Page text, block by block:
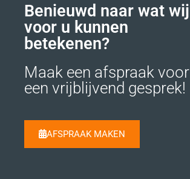
Benieuwd naar wat wij
voor u kunnen
betekenen?
Maak een afspraak voor
een vrijblijvend gesprek!
AFSPRAAK MAKEN